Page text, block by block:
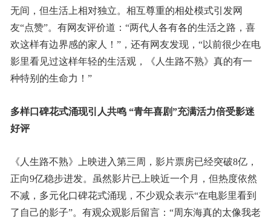
无间，但生活上相对独立。相互尊重的相处模式引发网
友“点赞”。有网友评价道：“两代人各有各的生活之路，喜
欢这样有边界感的家人！”，还有网友发现，“以前很少在电
影里看见过这样年轻的生活观，《人生路不熟》真的有一
种特别的生命力！”
多样口碑花式涌现引人共鸣 “青年喜剧”充满活力倍受影迷
好评
《人生路不熟》上映进入第三周，影片票房已经突破8亿，
正向9亿稳步进发。虽然影片已上映近一个月，但热度依然
不减，多元化口碑花式涌现，不少观众表示“在电影里看到
了自己的影子”。有观众观影后留言：“周东海真的太像我老